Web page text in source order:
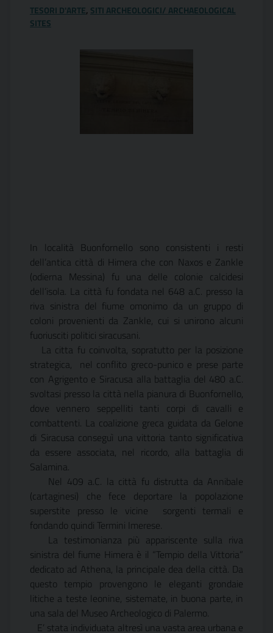
TESORI D'ARTE, SITI ARCHEOLOGICI/ ARCHAEOLOGICAL
SITES
In località Buonfornello sono consistenti i resti
dell’antica città di Himera che con Naxos e Zankle
(odierna Messina) fu una delle colonie calcidesi
dell’isola. La città fu fondata nel 648 a.C. presso la
riva sinistra del fiume omonimo da un gruppo di
coloni provenienti da Zankle, cui si unirono alcuni
fuoriusciti politici siracusani.
La citta fu coinvolta, sopratutto per la posizione
strategica, nel conflito greco-punico e prese parte
con Agrigento e Siracusa alla battaglia del 480 a.C.
svoltasi presso la città nella pianura di Buonfornello,
dove vennero seppelliti tanti corpi di cavalli e
combattenti. La coalizione greca guidata da Gelone
di Siracusa conseguì una vittoria tanto significativa
da essere associata, nel ricordo, alla battaglia di
Salamina.
Nel 409 a.C. la città fu distrutta da Annibale
(cartaginesi) che fece deportare la popolazione
superstite presso le vicine sorgenti termali e
fondando quindi Termini Imerese.
La testimonianza più appariscente sulla riva
sinistra del fiume Himera è il “Tempio della Vittoria”
dedicato ad Athena, la principale dea della città. Da
questo tempio provengono le eleganti grondaie
litiche a teste leonine, sistemate, in buona parte, in
una sala del Museo Archeologico di Palermo.
E’ stata individuata altresì una vasta area urbana e